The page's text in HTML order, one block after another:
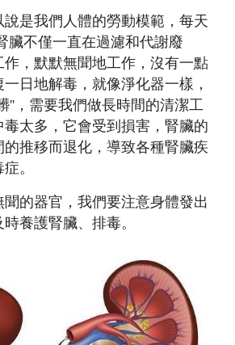
是我們人體的勞動模範，每天
臟不僅一直在過濾和代謝廢
，默默無​​聞地工作，沒有一點
日地解毒，就像淨化器一樣，
''，需要我們做長時間的清潔工
太多，它會受到損害，腎臟的
推移而退化，導致各種腎臟疾
。
的器官，我們要注意身體發出
養護腎臟、排毒。